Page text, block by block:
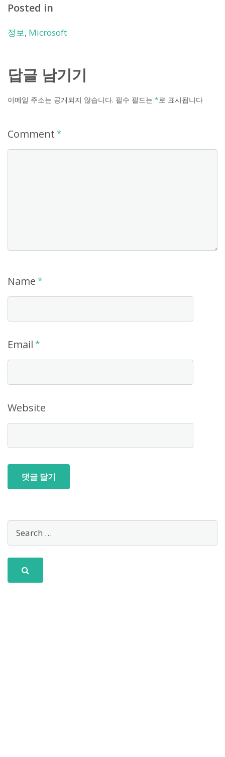
Posted in
정보, Microsoft
답글 남기기
이메일 주소는 공개되지 않습니다. 필수 필드는 *로 표시됩니다
Comment *
Name *
Email *
Website